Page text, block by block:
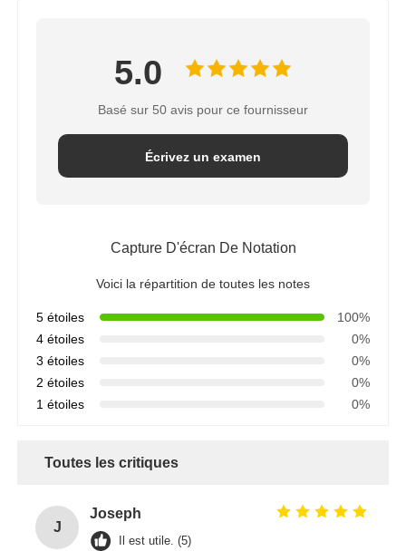
5.0
Basé sur 50 avis pour ce fournisseur
Écrivez un examen
Capture D'écran De Notation
Voici la répartition de toutes les notes
5 étoiles
100%
4 étoiles
0%
3 étoiles
0%
2 étoiles
0%
1 étoiles
0%
Toutes les critiques
J
Joseph
Il est utile. (5)